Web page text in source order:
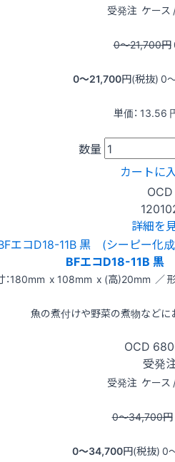
受発注 ケース
0〜21,700円
0〜21,700円(税抜) 0
単価： 13.56
数量
カートに
OCD
詳細を
BFエコD18-11B 黒
：180mm x 108mm x (高)20mm ／
魚の煮付けや野菜の煮物などに
OCD
受発
受発注 ケース
0〜34,700円
0〜34,700円(税抜) 0